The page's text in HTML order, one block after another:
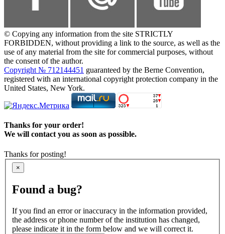
© Copying any information from the site STRICTLY
FORBIDDEN, without providing a link to the source, as well as the
use of any material from the site for commercial purposes, without
the consent of the author.
Copyright № 712144451 guaranteed by the Berne Convention,
registered with an international copyright protection company in the
United States, New York.
Thanks for your order!
We will contact you as soon as possible.
Thanks for posting!
×
Found a bug?
If you find an error or inaccuracy in the information provided,
the address or phone number of the institution has changed,
please indicate it in the form below and we will correct it.